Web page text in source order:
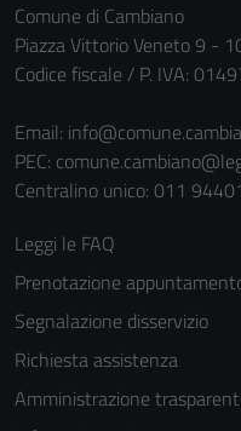
Comune di Cambiano
Piazza Vittorio Veneto 9 -
Codice fiscale / P. IVA:
Email:
PEC:
Centralino unico: 011
Leggi le FAQ
Prenotazione
Segnalazione disservizio
Richiesta assistenza
Amministrazione